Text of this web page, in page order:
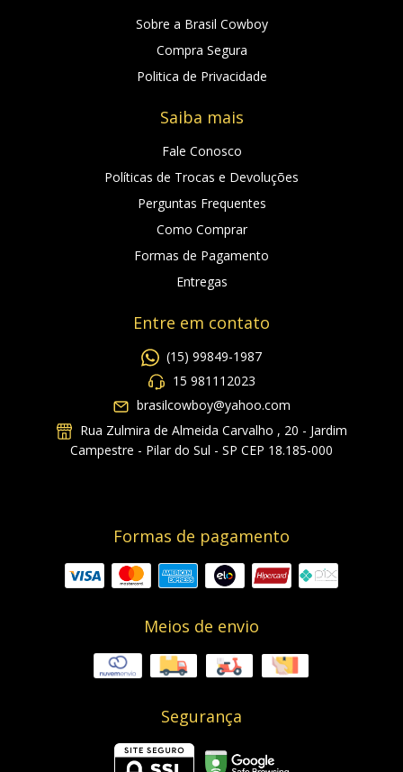
Sobre a Brasil Cowboy
Compra Segura
Politica de Privacidade
Saiba mais
Fale Conosco
Políticas de Trocas e Devoluções
Perguntas Frequentes
Como Comprar
Formas de Pagamento
Entregas
Entre em contato
(15) 99849-1987
15 981112023
brasilcowboy@yahoo.com
Rua Zulmira de Almeida Carvalho , 20 - Jardim
Campestre - Pilar do Sul - SP CEP 18.185-000
Formas de pagamento
Meios de envio
Segurança